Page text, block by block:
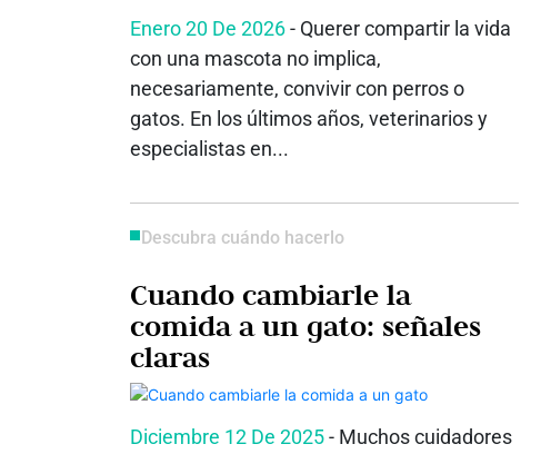
Enero 20 De 2026- Querer compartir la vida
con una mascota no implica,
necesariamente, convivir con perros o
gatos. En los últimos años, veterinarios y
especialistas en...
Descubra cuándo hacerlo
Cuando cambiarle la
comida a un gato: señales
claras
Diciembre 12 De 2025- Muchos cuidadores